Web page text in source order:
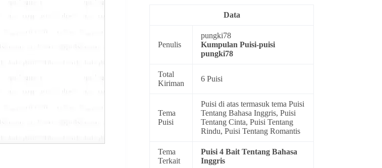
Data
Penulis
pungki78
KumpulanPuisi-puisi
pungki78
Total
Kiriman
6 Puisi
Tema
Puisi
Puisi di atas termasuk temaPuisi
Tentang Bahasa Inggris,Puisi
Tentang Cinta,Puisi Tentang
Rindu,Puisi Tentang Romantis
Tema
Terkait
Puisi 4 Bait Tentang Bahasa
Inggris